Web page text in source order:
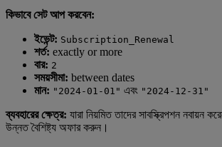
কিভাবে সেট আপ করবেন:
ইভেন্ট: Subscription_Renewal
শর্ত: exactly or more
বার: 2
সময়সীমা: between dates
মান: "2024-01-01" এবং "2024-12-31"
ব্যবহারের ক্ষেত্র: যারা নিয়মিত তাদের সাবস্ক্রিপশন নবায়ন
উন্নত বৈশিষ্ট্য অফার করুন।